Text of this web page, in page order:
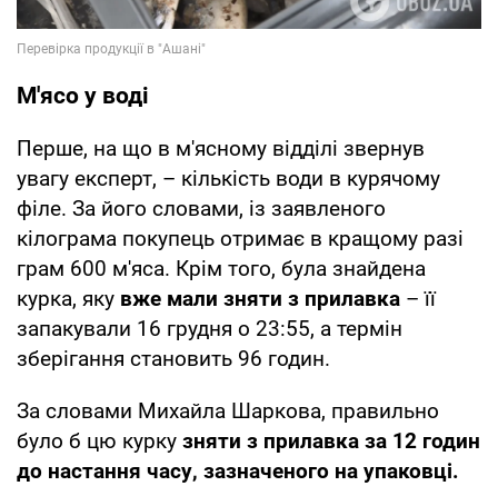
М'ясо у воді
Перше, на що в м'ясному відділі звернув
увагу експерт, – кількість води в курячому
філе. За його словами, із заявленого
кілограма покупець отримає в кращому разі
грам 600 м'яса. Крім того, була знайдена
курка, яку вже мали зняти з прилавка – її
запакували 16 грудня о 23:55, а термін
зберігання становить 96 годин.
За словами Михайла Шаркова, правильно
було б цю курку зняти з прилавка за 12 годин
до настання часу, зазначеного на упаковці.